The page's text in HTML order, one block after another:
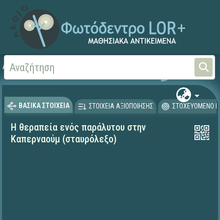
Αρχική Καινή
ΒΑΣΙΚΑ ΣΤΟΙΧΕΙΑ ΣΤΟΙΧΕΙΑ ΑΞΙΟΠΟΙΗΣΗΣ ΣΤΟΧΕΥΟΜΕΝΟ
Η θεραπεία ενός παράλυτου στην
Καπερναούμ (σταυρόλεξο)